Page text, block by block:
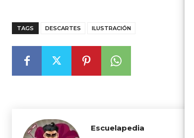
TAGS DESCARTES ILUSTRACIÓN
Escuelapedia